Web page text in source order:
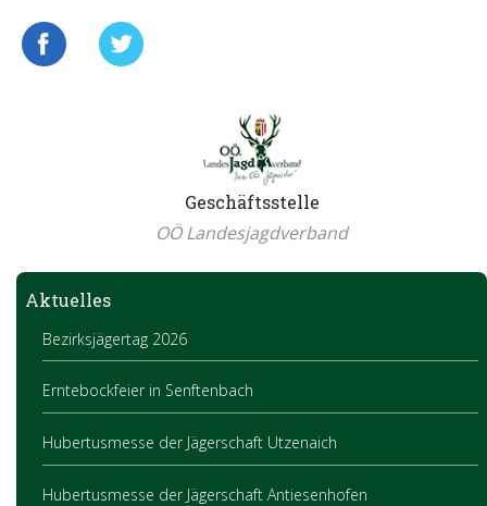
Geschäftsstelle
OÖ Landesjagdverband
Aktuelles
Bezirksjägertag 2026
Erntebockfeier in Senftenbach
Hubertusmesse der Jägerschaft Utzenaich
Hubertusmesse der Jägerschaft Antiesenhofen